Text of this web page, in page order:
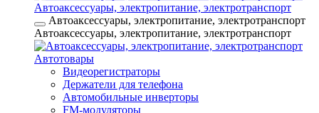
Автоаксессуары, электропитание, электротранспорт
Автоаксессуары, электропитание, электротранспорт
Автоаксессуары, электропитание, электротранспорт
Автотовары
Видеорегистраторы
Держатели для телефона
Автомобильные инверторы
FM-модуляторы